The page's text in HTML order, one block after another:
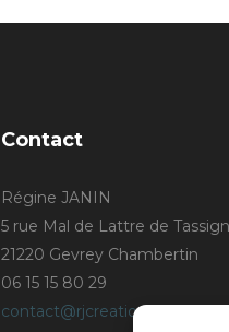
Contact
Régine JANIN
5 rue Mal de Lattre de
21220 Gevrey Chambertin
06 15 15 80 29
contact@rjcreation.com